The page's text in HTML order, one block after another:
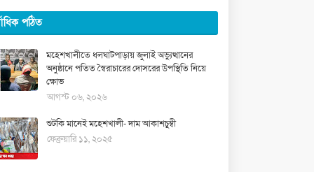
পঠিত
মহেশখালীতে ধলঘাটপাড়ায় জুলাই অভ্যুত্থানের
অনুষ্ঠানে পতিত স্বৈরাচারের দোসরের উপস্থিতি নিয়ে
ক্ষোভ
আগস্ট ০৬, ২০২৬
শুটকি মানেই মহেশখালী- দাম আকাশচুম্বী
ফেব্রুয়ারি ১১, ২০২৫